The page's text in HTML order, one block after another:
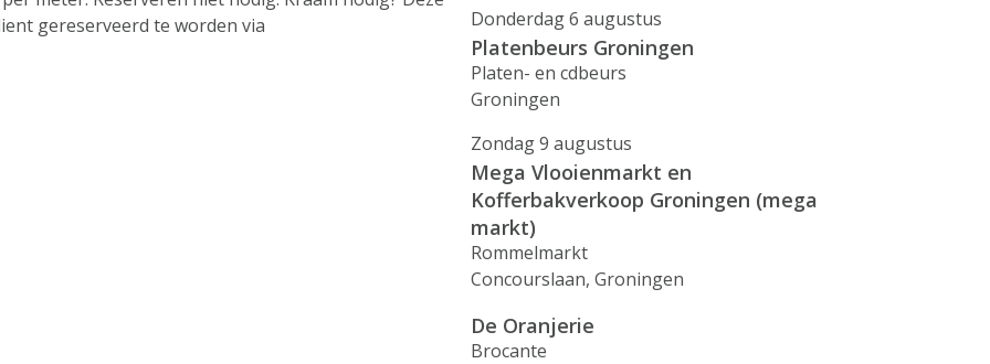
gereserveerd te worden via
Donderdag 6 augustus
Platenbeurs Groningen
Platen- en cdbeurs
Groningen
Zondag 9 augustus
Mega Vlooienmarkt en
Kofferbakverkoop Groningen (mega
markt)
Rommelmarkt
Concourslaan, Groningen
De Oranjerie
Brocante